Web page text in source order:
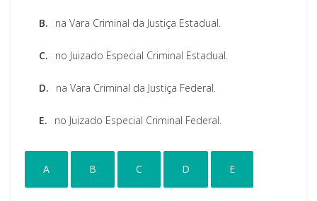
B. na Vara Criminal da Justiça Estadual.
C. no Juizado Especial Criminal Estadual.
D. na Vara Criminal da Justiça Federal.
E. no Juizado Especial Criminal Federal.
A B C D E